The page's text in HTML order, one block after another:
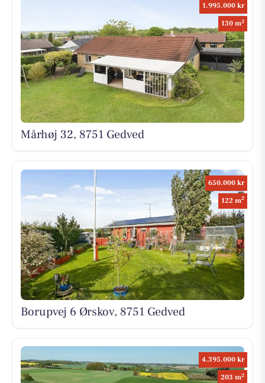
1.995.000 kr
130 m2
Mårhøj 32, 8751 Gedved
650.000 kr
122 m2
Borupvej 6 Ørskov, 8751 Gedved
4.395.000 kr
203 m2